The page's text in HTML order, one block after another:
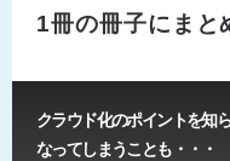
1冊の冊子にまと
クラウド化のポイントを知
なってしまうことも・・・